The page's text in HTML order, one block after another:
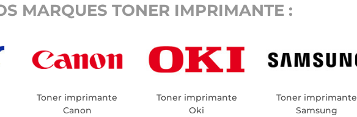
MARQUES TONER IMPRIMANTE :
Toner imprimante
Canon
Toner imprimante
Oki
Toner imprimante
Samsung